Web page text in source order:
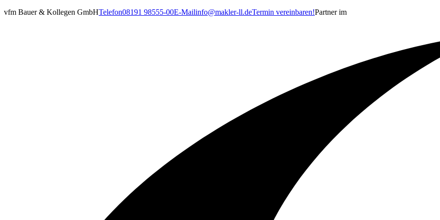
vfm Bauer & Kollegen GmbHTelefon08191 98555-00E-Mailinfo@makler-ll.deTermin vereinbaren!Partner im